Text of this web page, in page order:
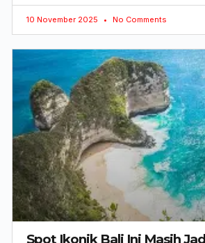
10 November 2025 No Comments
Spot Ikonik Bali Ini Masih